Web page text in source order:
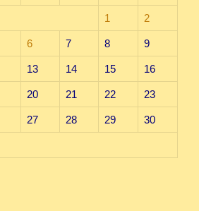
1 2
6 7 8 9
13 14 15 16
20 21 22 23
27 28 29 30